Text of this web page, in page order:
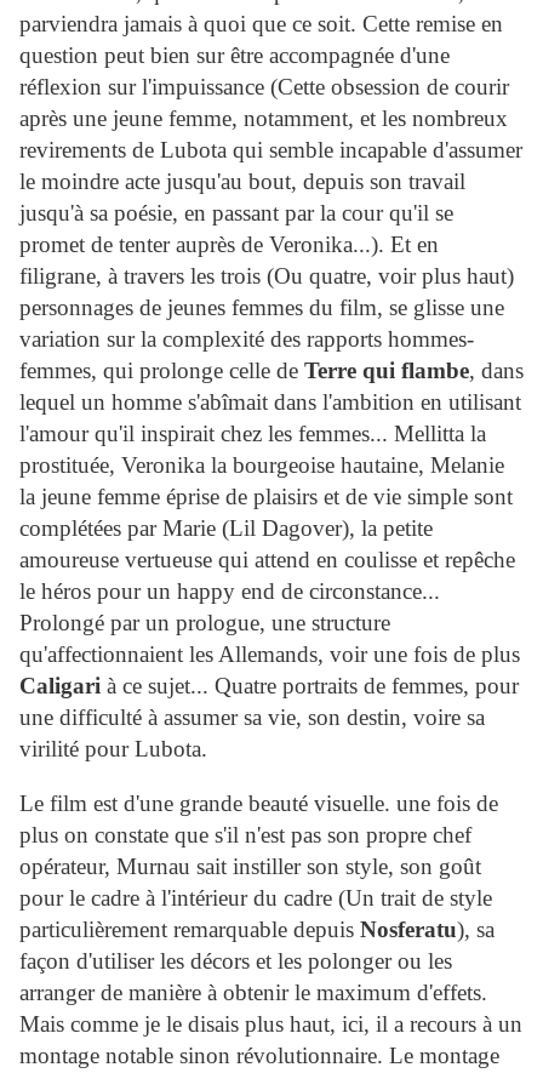
parviendra jamais à quoi que ce soit. Cette remise en
question peut bien sur être accompagnée d'une
réflexion sur l'impuissance (Cette obsession de courir
après une jeune femme, notamment, et les nombreux
revirements de Lubota qui semble incapable d'assumer
le moindre acte jusqu'au bout, depuis son travail
jusqu'à sa poésie, en passant par la cour qu'il se
promet de tenter auprès de Veronika...). Et en
filigrane, à travers les trois (Ou quatre, voir plus haut)
personnages de jeunes femmes du film, se glisse une
variation sur la complexité des rapports hommes-
femmes, qui prolonge celle de Terre qui flambe, dans
lequel un homme s'abîmait dans l'ambition en utilisant
l'amour qu'il inspirait chez les femmes... Mellitta la
prostituée, Veronika la bourgeoise hautaine, Melanie
la jeune femme éprise de plaisirs et de vie simple sont
complétées par Marie (Lil Dagover), la petite
amoureuse vertueuse qui attend en coulisse et repêche
le héros pour un happy end de circonstance...
Prolongé par un prologue, une structure
qu'affectionnaient les Allemands, voir une fois de plus
Caligari à ce sujet... Quatre portraits de femmes, pour
une difficulté à assumer sa vie, son destin, voire sa
virilité pour Lubota.
Le film est d'une grande beauté visuelle. une fois de
plus on constate que s'il n'est pas son propre chef
opérateur, Murnau sait instiller son style, son goût
pour le cadre à l'intérieur du cadre (Un trait de style
particulièrement remarquable depuis Nosferatu), sa
façon d'utiliser les décors et les polonger ou les
arranger de manière à obtenir le maximum d'effets.
Mais comme je le disais plus haut, ici, il a recours à un
montage notable sinon révolutionnaire. Le montage